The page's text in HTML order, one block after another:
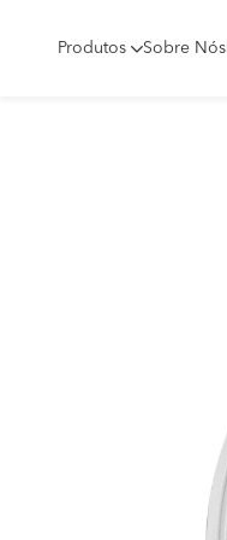
Produtos Sobre Nós